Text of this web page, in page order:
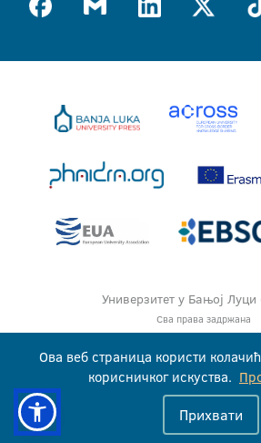
Универзитет у Бањој
Сва права задржана
Ова веб страница користи
корисничког искуства.
Прихвати